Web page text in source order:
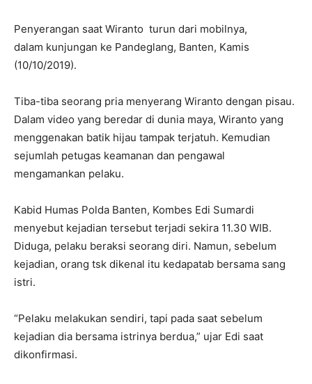
Penyerangan saat Wiranto turun dari mobilnya,
dalam kunjungan ke Pandeglang, Banten, Kamis
(10/10/2019).
Tiba-tiba seorang pria menyerang Wiranto dengan pisau.
Dalam video yang beredar di dunia maya, Wiranto yang
menggenakan batik hijau tampak terjatuh. Kemudian
sejumlah petugas keamanan dan pengawal
mengamankan pelaku.
Kabid Humas Polda Banten, Kombes Edi Sumardi
menyebut kejadian tersebut terjadi sekira 11.30 WIB.
Diduga, pelaku beraksi seorang diri. Namun, sebelum
kejadian, orang tsk dikenal itu kedapatab bersama sang
istri.
“Pelaku melakukan sendiri, tapi pada saat sebelum
kejadian dia bersama istrinya berdua,” ujar Edi saat
dikonfirmasi.